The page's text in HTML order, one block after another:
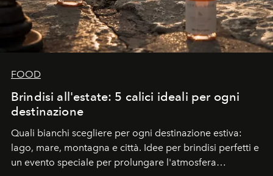
FOOD
Brindisi all'estate: 5 calici ideali per ogni
destinazione
Quali bianchi scegliere per ogni destinazione estiva:
lago, mare, montagna e città. Idee per brindisi perfetti e
un evento speciale per prolungare l'atmosfera